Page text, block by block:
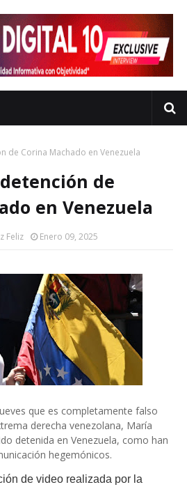
de Corina Machado en Venezuela
de
en Venezuela
Feliz Enero 09, 2025
que es completamente falso
derecha venezolana, María
detenida en Venezuela, como han
hegemónicos.
de video realizada por la